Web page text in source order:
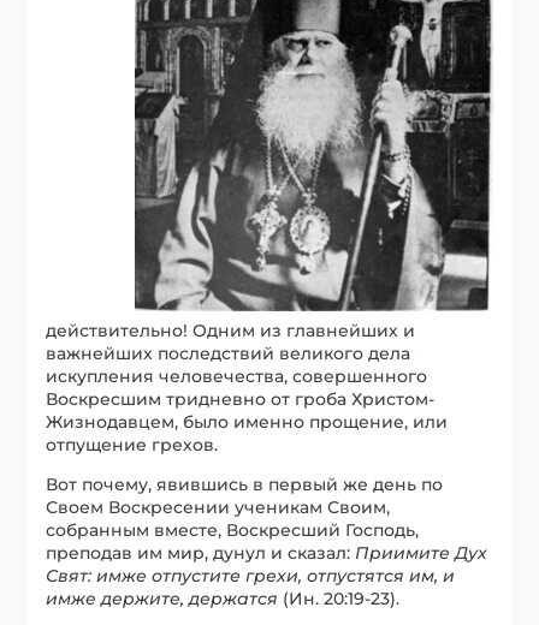
действительно! Одним из главнейших и
важнейших последствий великого дела
искупления человечества, совершенного
Воскресшим тридневно от гроба Христом-
Жизнодавцем, было именно прощение, или
отпущение грехов.
Вот почему, явившись в первый же день по
Своем Воскресении ученикам Своим,
собранным вместе, Воскресший Господь,
преподав им мир, дунул и сказал: Приимите Дух
Свят: имже отпустите грехи, отпустятся им, и
имже держите, держатся (Ин. 20:19-23).